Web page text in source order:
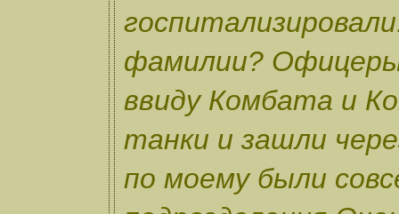
фамилии?
ввиду Комбата и
танки и зашли
по моему были